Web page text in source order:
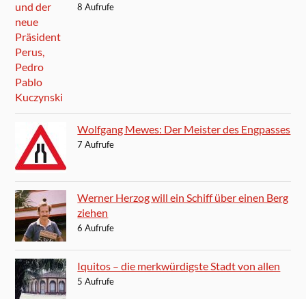
8 Aufrufe
Wolfgang Mewes: Der Meister des Engpasses
7 Aufrufe
Werner Herzog will ein Schiff über einen Berg
ziehen
6 Aufrufe
Iquitos – die merkwürdigste Stadt von allen
5 Aufrufe